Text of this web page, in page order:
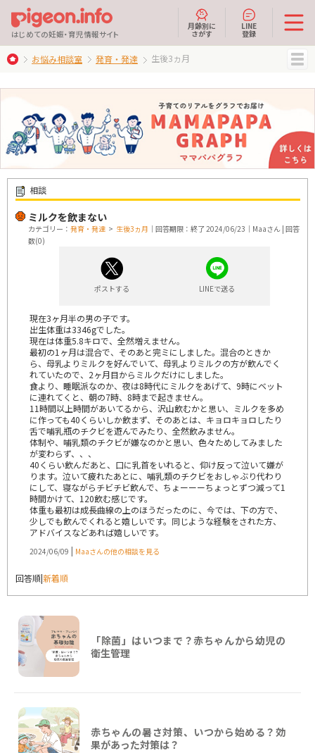
はじめての妊娠・育児情報サイト
月齢別に
さがす
LINE
登録
お悩み相談室 発育・発達 生後3ヵ月
相談
ミルクを飲まない
カテゴリー： 発育・発達 > 生後3ヵ月 ｜回答期限：終了 2024/06/23｜Maaさん | 回答
数(0)
ポストする LINEで送る
現在3ヶ月半の男の子です。
出生体重は3346gでした。
現在は体重5.8キロで、全然増えません。
最初の1ヶ月は混合で、そのあと完ミにしました。混合のときか
ら、母乳よりミルクを好んでいて、母乳よりミルクの方が飲んでく
れていたので、2ヶ月目からミルクだけにしました。
食より、睡眠派なのか、夜は8時代にミルクをあげて、9時にベット
に連れてくと、朝の7時、8時まで起きません。
11時間以上時間があいてるから、沢山飲むかと思い、ミルクを多め
に作っても40くらいしか飲まず、そのあとは、キョロキョロしたり
舌で哺乳瓶のチクビを遊んでみたり、全然飲みません。
体制や、哺乳類のチクビが嫌なのかと思い、色々ためしてみました
が変わらず、、、
40くらい飲んだあと、口に乳首をいれると、仰け反って泣いて嫌が
ります。泣いて疲れたあとに、哺乳類のチクビをおしゃぶり代わり
にして、寝ながらチビチビ飲んで、ちょーーーちょっとずつ減って1
時間かけて、120飲む感じです。
体重も最初は成長曲線の上のほうだったのに、今では、下の方で、
少しでも飲んでくれると嬉しいです。同じような経験をされた方、
アドバイスなどあれば嬉しいです。
2024/06/09 | Maaさんの他の相談を見る
回答順|新着順
「除菌」はいつまで？赤ちゃんから幼児の
衛生管理
赤ちゃんの暑さ対策、いつから始める？効
果があった対策は？